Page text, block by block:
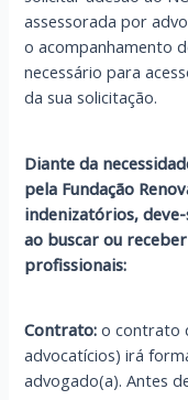
assessorada por
o acompanhamento
necessário para
da sua solicitação.
Diante da
pela Fundação
indenizatórios,
ao buscar ou
profissionais:
Contrato: o contrato
advocatícios) irá
advogado(a). Antes